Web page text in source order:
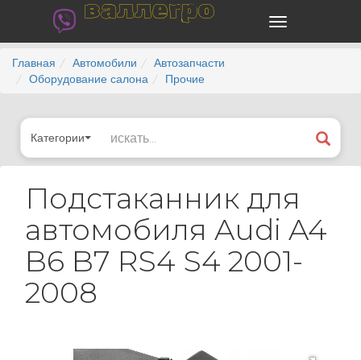
валлегро
Главная Автомобили
Автозапчасти
Оборудование салона
Прочие
Категории
Подстаканник для
автомобиля Audi A4
B6 B7 RS4 S4 2001-
2008